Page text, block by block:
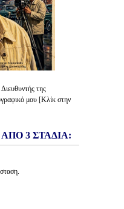
της
μου [Κλίκ στην
3 ΣΤΑΔΙΑ: